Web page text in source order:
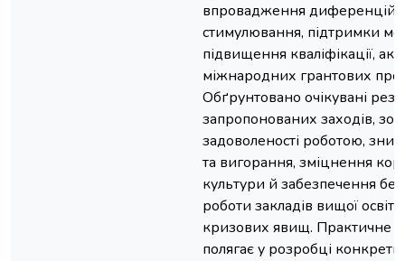
впровадження
стимулювання, підтримки
підвищення кваліфікації,
міжнародних грантових
Обґрунтовано очікувані
запропонованих заходів,
задоволеності роботою,
та вигорання, зміцнення
культури й забезпечення
роботи закладів вищої
кризових явищ. Практичне
полягає у розробці